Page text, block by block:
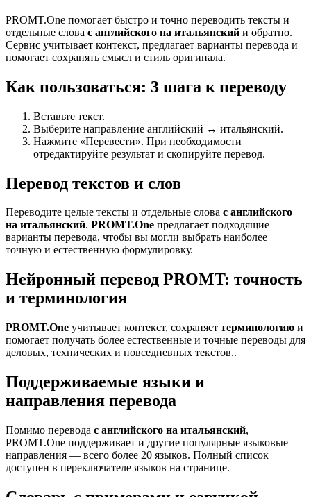
PROMT.One помогает быстро и точно переводить тексты и
отдельные слова с английского на итальянский и обратно.
Сервис учитывает контекст, предлагает варианты перевода и
помогает сохранять смысл и стиль оригинала.
Как пользоваться: 3 шага к переводу
Вставьте текст.
Выберите направление английский ↔ итальянский.
Нажмите «Перевести». При необходимости
отредактируйте результат и скопируйте перевод.
Перевод текстов и слов
Переводите целые тексты и отдельные слова с английского
на итальянский. PROMT.One предлагает подходящие
варианты перевода, чтобы вы могли выбрать наиболее
точную и естественную формулировку.
Нейронный перевод PROMT: точность
и терминология
PROMT.One учитывает контекст, сохраняет терминологию и
помогает получать более естественные и точные переводы для
деловых, технических и повседневных текстов..
Поддерживаемые языки и
направления перевода
Помимо перевода с английского на итальянский,
PROMT.One поддерживает и другие популярные языковые
направления — всего более 20 языков. Полный список
доступен в переключателе языков на странице.